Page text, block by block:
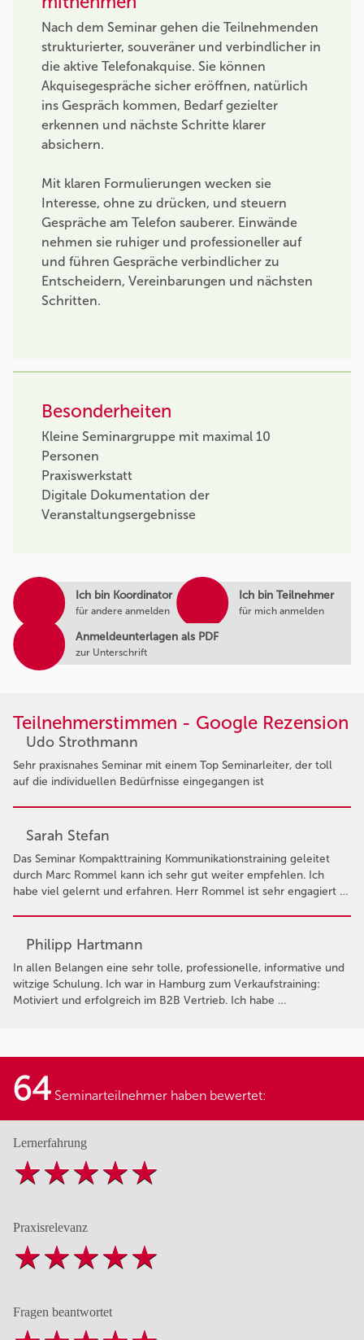
Ich bin Koordinator
für andere anmelden
Ich bin Teilnehmer
für mich anmelden
Anmeldeunterlagen als PDF
zur Unterschrift
Nach dem Seminar gehen die Teilnehmenden
strukturierter, souveräner und verbindlicher in
die aktive Telefonakquise. Sie können
Akquisegespräche sicher eröffnen, natürlich
ins Gespräch kommen, Bedarf gezielter
erkennen und nächste Schritte klarer
absichern.
Mit klaren Formulierungen wecken sie
Interesse, ohne zu drücken, und steuern
Gespräche am Telefon sauberer. Einwände
nehmen sie ruhiger und professioneller auf
und führen Gespräche verbindlicher zu
Entscheidern, Vereinbarungen und nächsten
Schritten.
Besonderheiten
Kleine Seminargruppe mit maximal 10
Personen
Praxiswerkstatt
Digitale Dokumentation der
Veranstaltungsergebnisse
Teilnehmerstimmen - Google Rezension
Udo Strothmann
Sehr praxisnahes Seminar mit einem Top Seminarleiter, der toll
auf die individuellen Bedürfnisse eingegangen ist
Sarah Stefan
Das Seminar Kompakttraining Kommunikationstraining geleitet
durch Marc Rommel kann ich sehr gut weiter empfehlen. Ich
habe viel gelernt und erfahren. Herr Rommel ist sehr engagiert …
Philipp Hartmann
In allen Belangen eine sehr tolle, professionelle, informative und
witzige Schulung. Ich war in Hamburg zum Verkaufstraining:
Motiviert und erfolgreich im B2B Vertrieb. Ich habe …
64 Seminarteilnehmer haben bewertet:
Lernerfahrung
Praxisrelevanz
Fragen beantwortet